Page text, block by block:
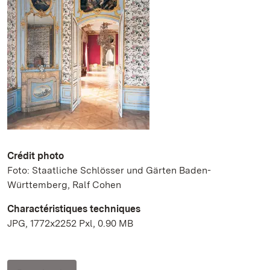
Crédit photo
Foto: Staatliche Schlösser und Gärten Baden-
Württemberg, Ralf Cohen
Charactéristiques techniques
JPG, 1772x2252 Pxl, 0.90 MB